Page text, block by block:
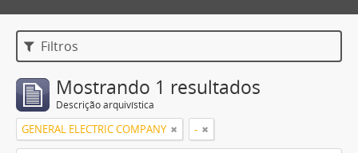
Filtros
Mostrando 1 resultados
Descrição arquivística
GENERAL ELECTRIC COMPANY -